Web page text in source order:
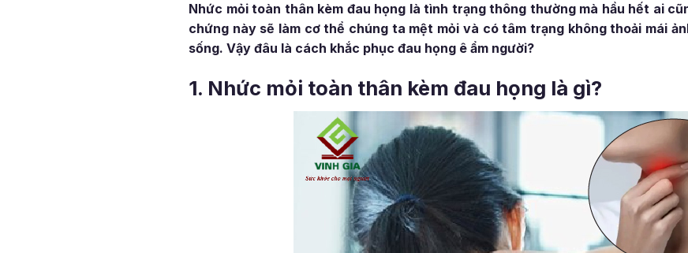
Nhức mỏi toàn thân kèm đau họng là tình trạng thông thường mà hầu hết ai
chứng này sẽ làm cơ thể chúng ta mệt mỏi và có tâm trạng không thoải mái
sống. Vậy đâu là cách khắc phục đau họng ê ẩm người?
1. Nhức mỏi toàn thân kèm đau họng là gì?